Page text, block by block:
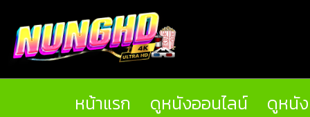
หน้าแรก ดูหนังออนไลน์ ดูหนั